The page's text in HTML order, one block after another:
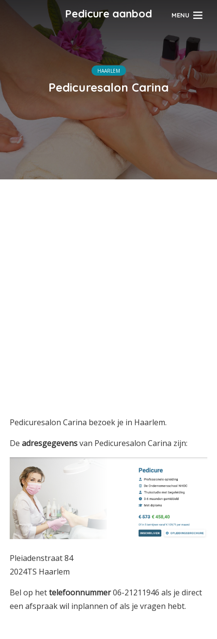
Pedicure aanbod MENU
HAARLEM
Pedicuresalon Carina
Pedicuresalon Carina bezoek je in Haarlem.
De adresgegevensvan Pedicuresalon Carina zijn:
Pleiadenstraat 84
2024TS Haarlem
Bel op hettelefoonnummer06-21211946 als je direct
een afspraak wil inplannen of als je vragen hebt.